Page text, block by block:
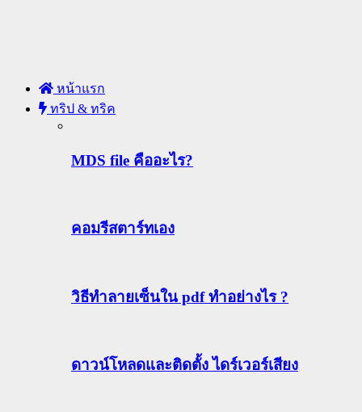
หน้าแรก
ทริป & ทริค
MDS file คืออะไร?
คอมรีสตาร์ทเอง
วิธีทําลายเซ็นใน pdf ทำอย่างไร ?
ดาวน์โหลดและติดตั้ง ไดร์เวอร์เสียง